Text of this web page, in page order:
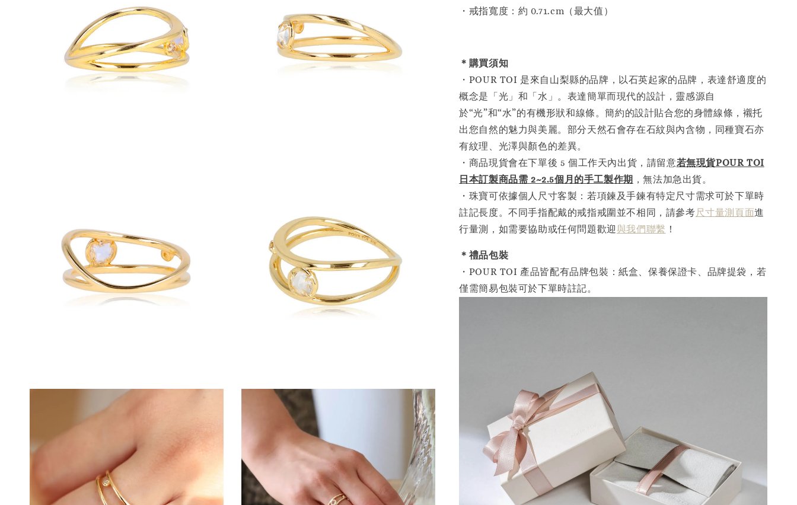
・戒指寬度：約 0.71.cm（最大值）
＊購買須知
・POUR TOI 是來自山梨縣的品牌，以石英起家的品牌，表達舒適度的
概念是「光」和「水」。表達簡單而現代的設計，靈感源自
於“光”和“水”的有機形狀和線條。簡約的設計貼合您的身體線條，襯托
出您自然的魅力與美麗。部分天然石會存在石紋與內含物，同種寶石亦
有紋理、光澤與顏色的差異。
・商品現貨會在下單後 5 個工作天內出貨，請留意若無現貨POUR TOI
日本訂製商品需 2~2.5個月的手工製作期 ，無法加急出貨。
・珠寶可依據個人尺寸客製：若項鍊及手鍊有特定尺寸需求可於下單時
註記長度。不同手指配戴的戒指戒圍並不相同，請參考尺寸量測頁面進
行量測，如需要協助或任何問題歡迎與我們聯繫 ！
＊禮品包裝
・POUR TOI 產品皆配有品牌包裝：紙盒、保養保證卡、品牌提袋，若
僅需簡易包裝可於下單時註記。